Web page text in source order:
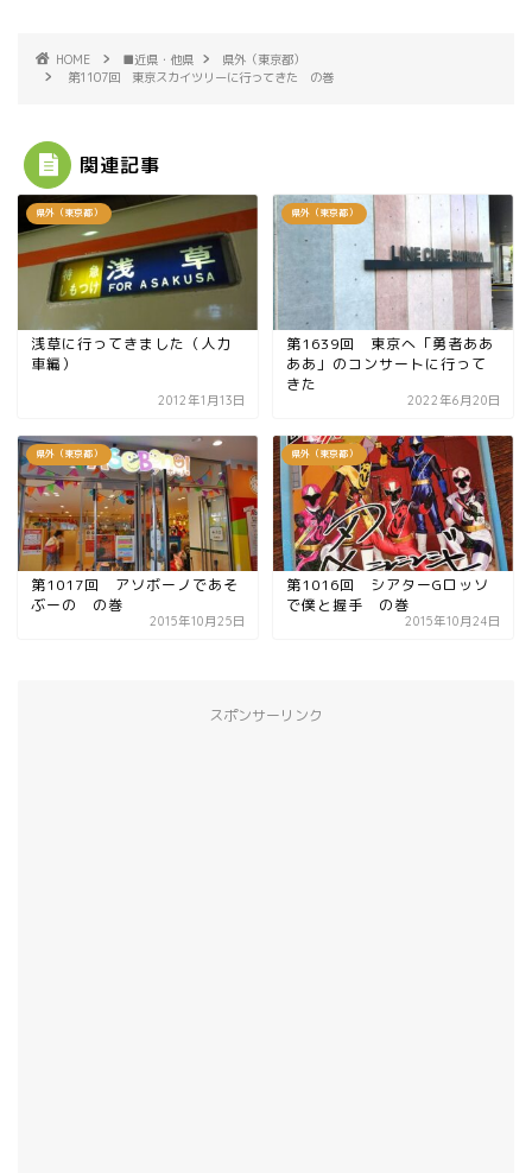
HOME ■近県・他県
県外（東京都）
第1107回 東京スカイツリーに行ってきた の巻
関連記事
県外（東京都）
浅草に行ってきました（人力
車編）
2012年1月13日
県外（東京都）
第1639回 東京へ「勇者ああ
ああ」のコンサートに行って
きた
2022年6月20日
県外（東京都）
第1017回 アソボーノであそ
ぶーの の巻
2015年10月25日
県外（東京都）
第1016回 シアターGロッソ
で僕と握手 の巻
2015年10月24日
スポンサーリンク